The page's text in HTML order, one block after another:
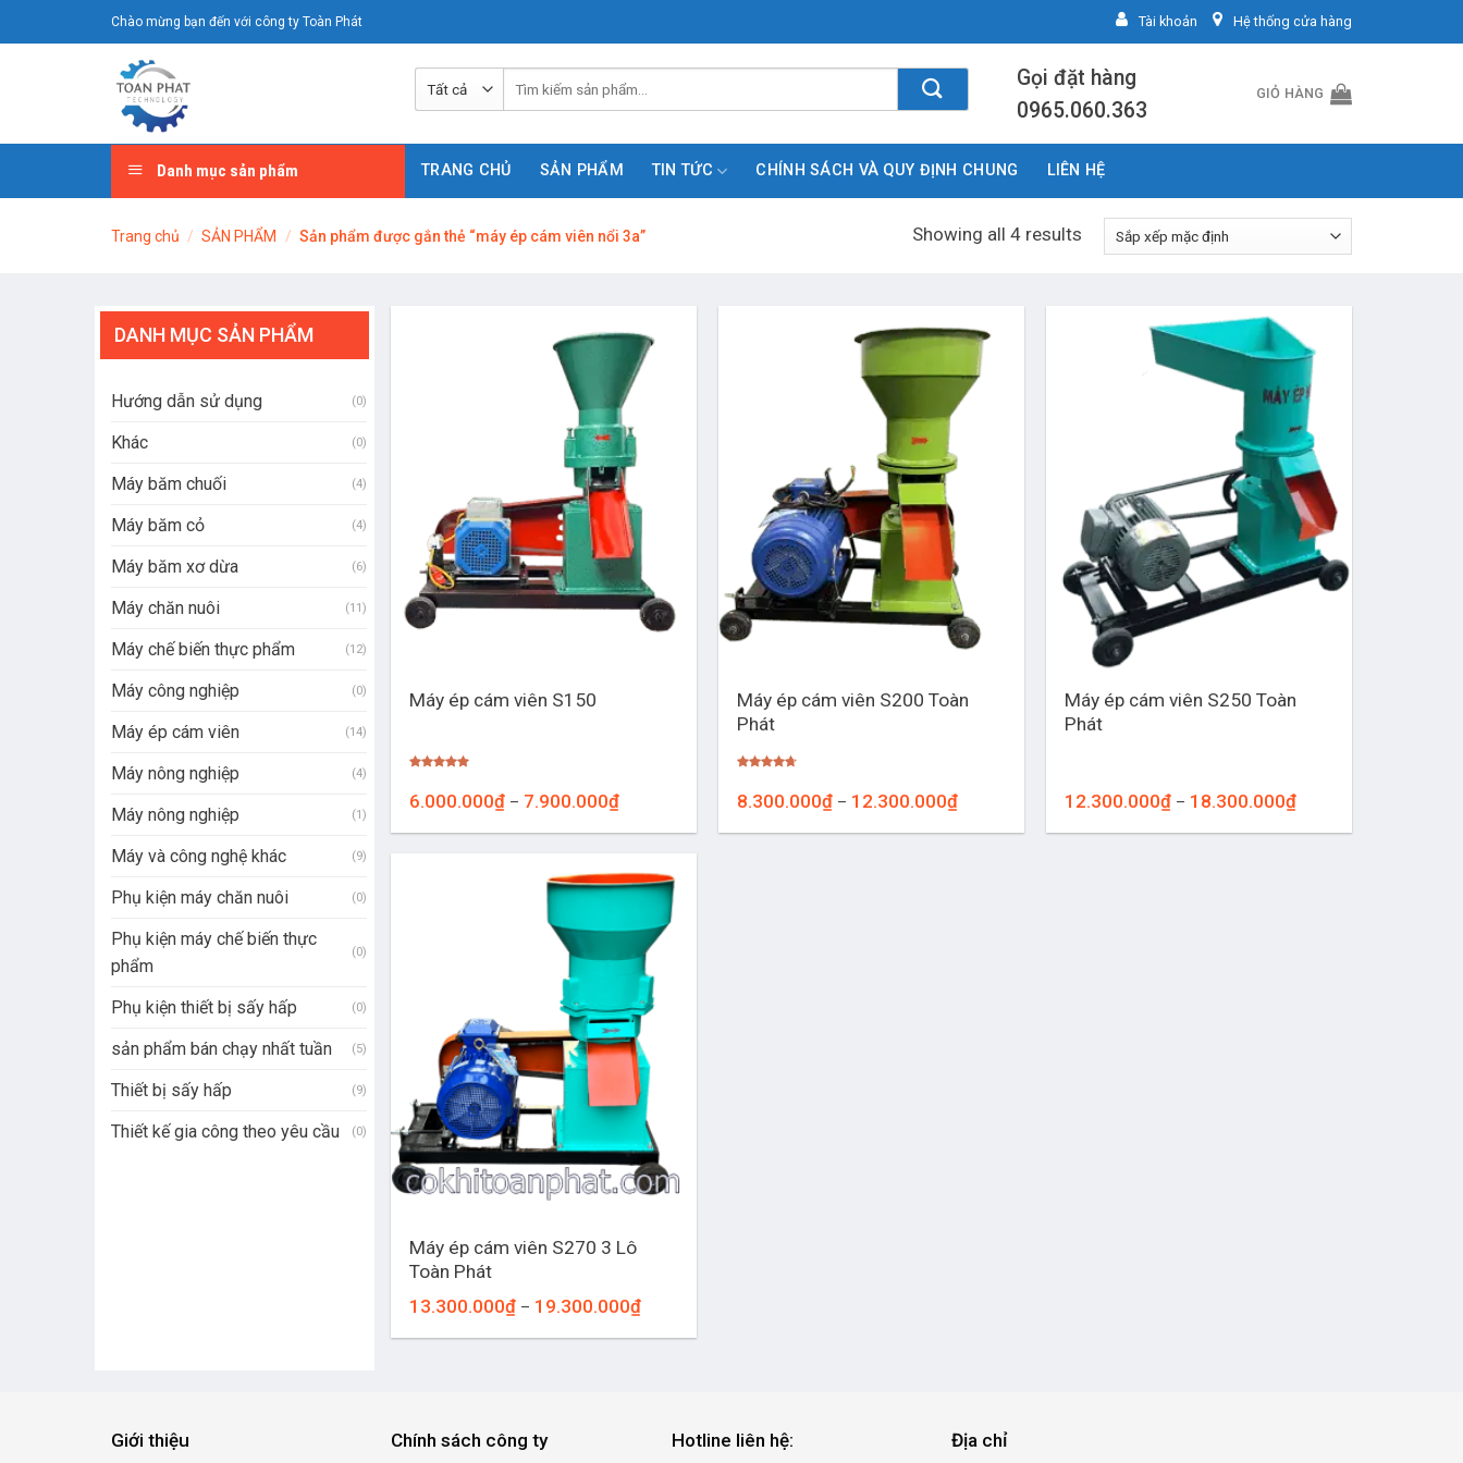
đến
Chào mừng bạn đến với công ty Toàn Phát Tài khoản Hệ thống cửa hàng
Gọi đặt hàng
0965.060.363
GIỎ HÀNG
Danh mục sản phẩm TRANG CHỦ SẢN PHẨM TIN TỨC CHÍNH SÁCH VÀ QUY ĐỊNH CHUNG LIÊN HỆ
Trang chủ / SẢN PHẨM / Sản phẩm được gắn thẻ “máy ép cám viên nổi 3a” Showing all 4 results
DANH MỤC SẢN PHẨM
Hướng dẫn sử dụng (0)
Khác (0)
Máy băm chuối (4)
Máy băm cỏ (4)
Máy băm xơ dừa (6)
Máy chăn nuôi (11)
Máy chế biến thực phẩm (12)
Máy công nghiệp (0)
Máy ép cám viên (14)
Máy nông nghiệp (4)
Máy nông nghiệp (1)
Máy và công nghệ khác (9)
Phụ kiện máy chăn nuôi (0)
Phụ kiện máy chế biến thực
phẩm
(0)
Phụ kiện thiết bị sấy hấp (0)
sản phẩm bán chạy nhất tuần (5)
Thiết bị sấy hấp (9)
Thiết kế gia công theo yêu cầu (0)
Máy ép cám viên S150
5 sao
6.000.000₫ – 7.900.000₫Khoảng
từ
7.900.000₫
Máy ép cám viên S200 Toàn
Phát
5 sao
8.300.000₫ – 12.300.000₫Khoảng
từ
Máy ép cám viên S250 Toàn
Phát
12.300.000₫ – 18.300.000₫Khoảng
từ
Máy ép cám viên S270 3 Lô
Toàn Phát
13.300.000₫ – 19.300.000₫Khoảng
từ
Giới thiệu Chính sách công ty Hotline liên hệ: Địa chỉ